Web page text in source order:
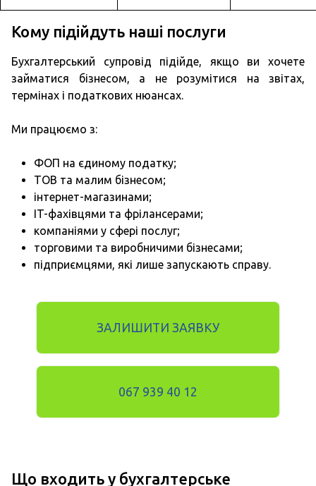
Кому підійдуть наші послуги
Бухгалтерський супровід підійде, якщо ви хочете
займатися бізнесом, а не розумітися на звітах,
термінах і податкових нюансах.
Ми працюємо з:
ФОП на єдиному податку;
ТОВ та малим бізнесом;
інтернет-магазинами;
IT-фахівцями та фрілансерами;
компаніями у сфері послуг;
торговими та виробничими бізнесами;
підприємцями, які лише запускають справу.
ЗАЛИШИТИ ЗАЯВКУ
067 939 40 12
Що входить у бухгалтерське